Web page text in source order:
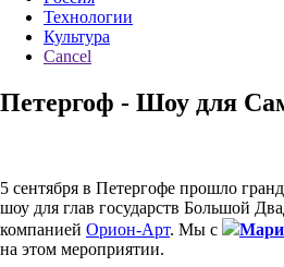
Технологии
Культура
Cancel
Петергоф - Шоу для
5 сентября в Петергофе прошло
шоу для глав государств Большой
компанией Орион-Арт. Мы с
на этом мероприятии.